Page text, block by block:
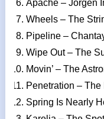
Apache – Jorgen
Wheels – The
Pipeline –
Wipe Out – The
Movin’ – The
Penetration – The
Spring Is Nearly